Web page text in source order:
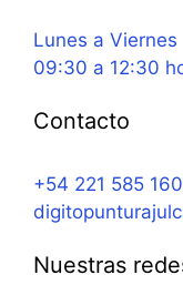
Lunes a Viernes
09:30 a 12:30
Contacto
+54 221 585
Nuestras